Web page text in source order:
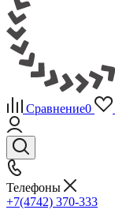
Сравнение0
Телефоны
+7(4742) 370-333